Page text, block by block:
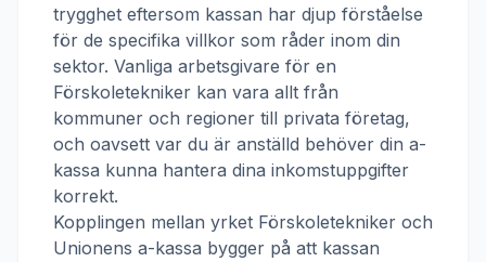
trygghet eftersom kassan har djup förståelse
för de specifika villkor som råder inom din
sektor. Vanliga arbetsgivare för en
Förskoletekniker kan vara allt från
kommuner och regioner till privata företag,
och oavsett var du är anställd behöver din a-
kassa kunna hantera dina inkomstuppgifter
korrekt.
Kopplingen mellan yrket Förskoletekniker och
Unionens a-kassa bygger på att kassan